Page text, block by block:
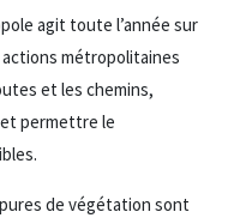
agit toute l’année sur
métropolitaines
et les chemins,
permettre le
de végétation sont